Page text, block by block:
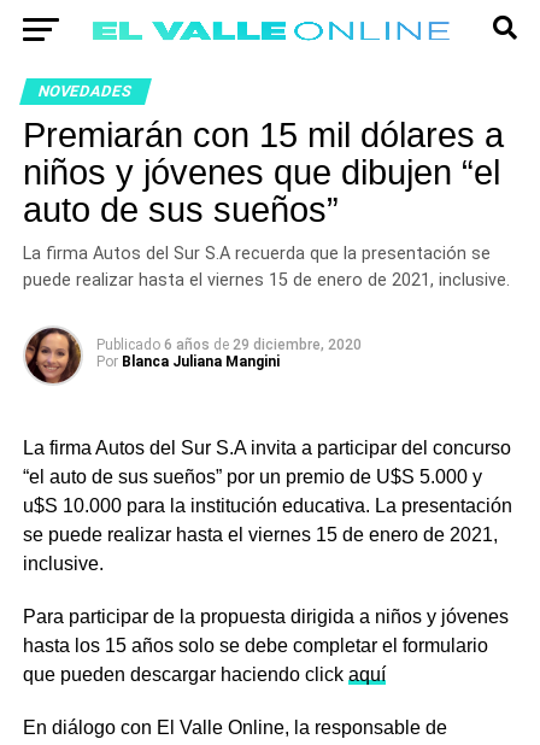
NOVEDADES
Premiarán con 15 mil dólares a
niños y jóvenes que dibujen “el
auto de sus sueños”
La firma Autos del Sur S.A recuerda que la presentación se
puede realizar hasta el viernes 15 de enero de 2021, inclusive.
Publicado 6 años de 29 diciembre, 2020
Por Blanca Juliana Mangini
La firma Autos del Sur S.A invita a participar del concurso
“el auto de sus sueños” por un premio de U$S 5.000 y
u$S 10.000 para la institución educativa. La presentación
se puede realizar hasta el viernes 15 de enero de 2021,
inclusive.
Para participar de la propuesta dirigida a niños y jóvenes
hasta los 15 años solo se debe completar el formulario
que pueden descargar haciendo click aquí
En diálogo con El Valle Online, la responsable de